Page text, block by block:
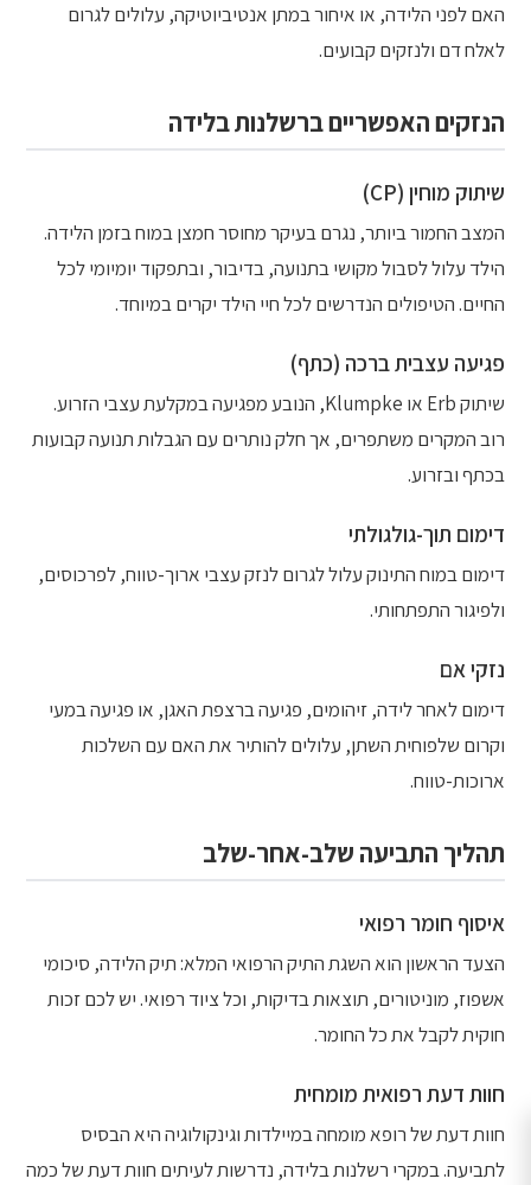
האם לפני הלידה, או איחור במתן אנטיביוטיקה, עלולים לגרום
לאלח דם ולנזקים קבועים.
הנזקים האפשריים ברשלנות בלידה
שיתוק מוחין (CP)
המצב החמור ביותר, נגרם בעיקר מחוסר חמצן במוח בזמן הלידה.
הילד עלול לסבול מקושי בתנועה, בדיבור, ובתפקוד יומיומי לכל
החיים. הטיפולים הנדרשים לכל חיי הילד יקרים במיוחד.
פגיעה עצבית ברכה (כתף)
שיתוק Erb או Klumpke, הנובע מפגיעה במקלעת עצבי הזרוע.
רוב המקרים משתפרים, אך חלק נותרים עם הגבלות תנועה קבועות
בכתף ובזרוע.
דימום תוך-גולגולתי
דימום במוח התינוק עלול לגרום לנזק עצבי ארוך-טווח, לפרכוסים,
ולפיגור התפתחותי.
נזקי אם
דימום לאחר לידה, זיהומים, פגיעה ברצפת האגן, או פגיעה במעי
וקרום שלפוחית השתן, עלולים להותיר את האם עם השלכות
ארוכות-טווח.
תהליך התביעה שלב-אחר-שלב
איסוף חומר רפואי
הצעד הראשון הוא השגת התיק הרפואי המלא: תיק הלידה, סיכומי
אשפוז, מוניטורים, תוצאות בדיקות, וכל ציוד רפואי. יש לכם זכות
חוקית לקבל את כל החומר.
חוות דעת רפואית מומחית
חוות דעת של רופא מומחה במיילדות וגינקולוגיה היא הבסיס
לתביעה. במקרי רשלנות בלידה, נדרשות לעיתים חוות דעת של כמה